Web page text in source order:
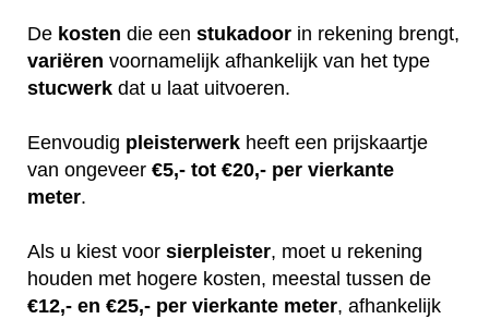
De kosten die een stukadoor in rekening brengt,
variëren voornamelijk afhankelijk van het type
stucwerk dat u laat uitvoeren.
Eenvoudig pleisterwerk heeft een prijskaartje
van ongeveer €5,- tot €20,- per vierkante
meter.
Als u kiest voor sierpleister, moet u rekening
houden met hogere kosten, meestal tussen de
€12,- en €25,- per vierkante meter, afhankelijk